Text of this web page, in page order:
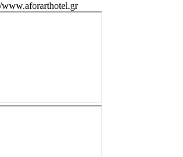
www.aforarthotel.gr